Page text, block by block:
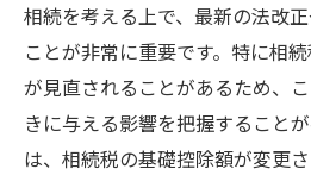
相続を考える上で、最新の法改
ことが非常に重要です。特に相
が見直されることがあるため、
きに与える影響を把握すること
は、相続税の基礎控除額が変更